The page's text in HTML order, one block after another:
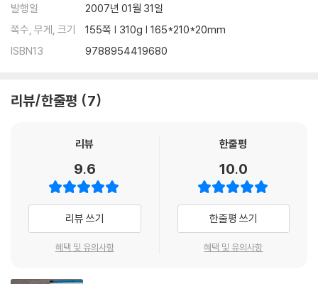
발행일
2007년 01월 31일
쪽수, 무게, 크기
155쪽 | 310g | 165*210*20mm
ISBN13
9788954419680
리뷰/한줄평 7
리뷰
9.6
리뷰 쓰기
혜택 및 유의사항
한줄평
10.0
한줄평 쓰기
혜택 및 유의사항